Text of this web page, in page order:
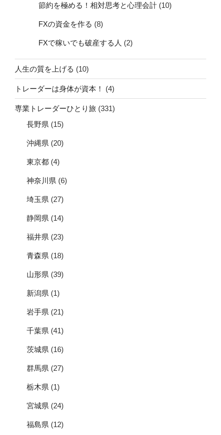
節約を極める！相対思考と心理会計 (10)
FXの資金を作る (8)
FXで稼いでも破産する人 (2)
人生の質を上げる (10)
トレーダーは身体が資本！ (4)
専業トレーダーひとり旅 (331)
長野県 (15)
沖縄県 (20)
東京都 (4)
神奈川県 (6)
埼玉県 (27)
静岡県 (14)
福井県 (23)
青森県 (18)
山形県 (39)
新潟県 (1)
岩手県 (21)
千葉県 (41)
茨城県 (16)
群馬県 (27)
栃木県 (1)
宮城県 (24)
福島県 (12)